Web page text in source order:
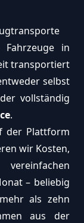
in
transportiert
selbst
vollständig
.
der Plattform
wir Kosten,
– beliebig
als zehn
aus der